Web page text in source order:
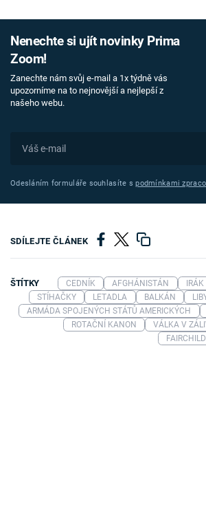
Nenechte si ujít novinky Prima
Zoom!
Zanechte nám svůj e-mail a 1x týdně vás
upozorníme na to nejnovější a nejlepší z
našeho webu.
Odesláním formuláře souhlasíte spodmínkami
SDÍLEJTE ČLÁNEK
ŠTÍTKY CEDNÍK AFGHÁNISTÁN IRÁK
STÍHAČKY
LETADLA BALKÁN
ARMÁDA SPOJENÝCH STÁTŮ AMERICKÝCH
ROTAČNÍ KANON
VÁLKA V